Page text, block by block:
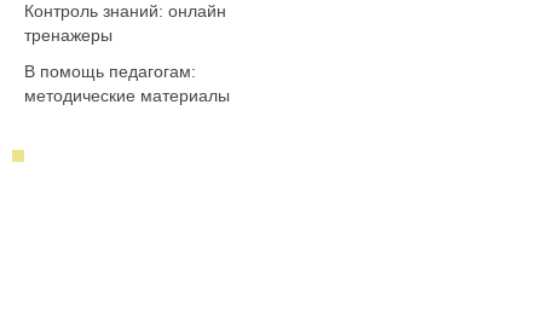
Контроль знаний: онлайн
тренажеры
В помощь педагогам:
методические материалы